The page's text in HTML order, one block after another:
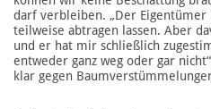
darf verbleiben. „Der
teilweise abtragen lassen. Aber
und er hat mir schließlich
entweder ganz weg oder gar
klar gegen